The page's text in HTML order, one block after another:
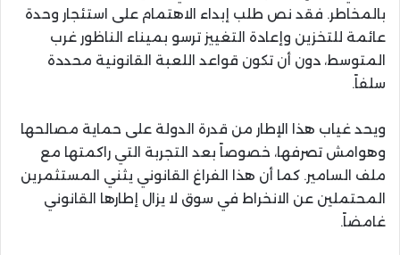
بالمخاطر. فقد نص طلب إبداء الاهتمام على استئجار وحدة
عائمة للتخزين وإعادة التغييز ترسو بميناء الناظور غرب
المتوسط، دون أن تكون قواعد اللعبة القانونية محددة
سلفاً.
ويحد غياب هذا الإطار من قدرة الدولة على حماية مصالحها
وهوامش تصرفها، خصوصاً بعد التجربة التي راكمتها مع
ملف السامير. كما أن هذا الفراغ القانوني يثني المستثمرين
المحتملين عن الانخراط في سوق لا يزال إطارها القانوني
غامضاً.